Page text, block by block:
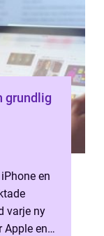
grundlig
en
varje ny
Apple en